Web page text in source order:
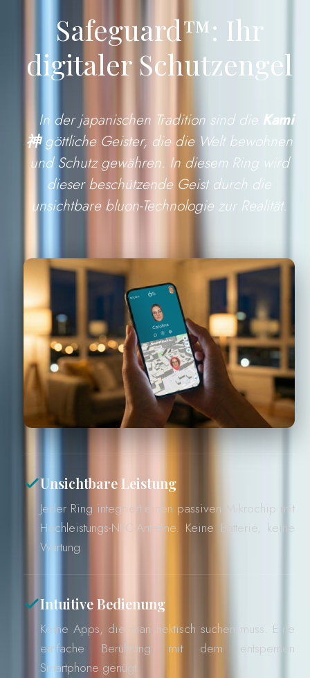
Safeguard™: Ihr
digitaler Schutzengel
In der japanischen Tradition sind die Kami
神göttliche Geister, die die Welt bewohnen
und Schutz gewähren. In diesem Ring wird
dieser beschützende Geist durch die
unsichtbare bluon-Technologie zur Realität.
Unsichtbare Leistung
Jeder Ring integriert einen passiven Mikrochip mit
Hochleistungs-NFC-Antenne. Keine Batterie, keine
Wartung.
Intuitive Bedienung
Keine Apps, die man hektisch suchen muss. Eine
einfache Berührung mit dem entsperrten
Smartphone genügt.